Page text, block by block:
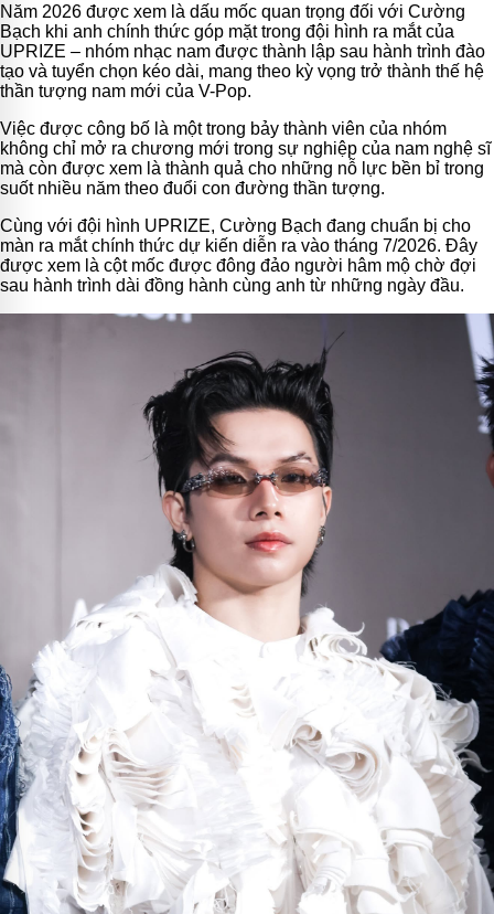
Năm 2026 được xem là dấu mốc quan trọng đối với Cường
Bạch khi anh chính thức góp mặt trong đội hình ra mắt của
UPRIZE – nhóm nhạc nam được thành lập sau hành trình đào
tạo và tuyển chọn kéo dài, mang theo kỳ vọng trở thành thế hệ
thần tượng nam mới của V-Pop.
Việc được công bố là một trong bảy thành viên của nhóm
không chỉ mở ra chương mới trong sự nghiệp của nam nghệ sĩ
mà còn được xem là thành quả cho những nỗ lực bền bỉ trong
suốt nhiều năm theo đuổi con đường thần tượng.
Cùng với đội hình UPRIZE, Cường Bạch đang chuẩn bị cho
màn ra mắt chính thức dự kiến diễn ra vào tháng 7/2026. Đây
được xem là cột mốc được đông đảo người hâm mộ chờ đợi
sau hành trình dài đồng hành cùng anh từ những ngày đầu.